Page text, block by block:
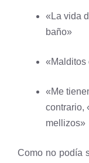
«La vida
baño»
«Malditos
«Me
contrario,
mellizos»
Como no podía